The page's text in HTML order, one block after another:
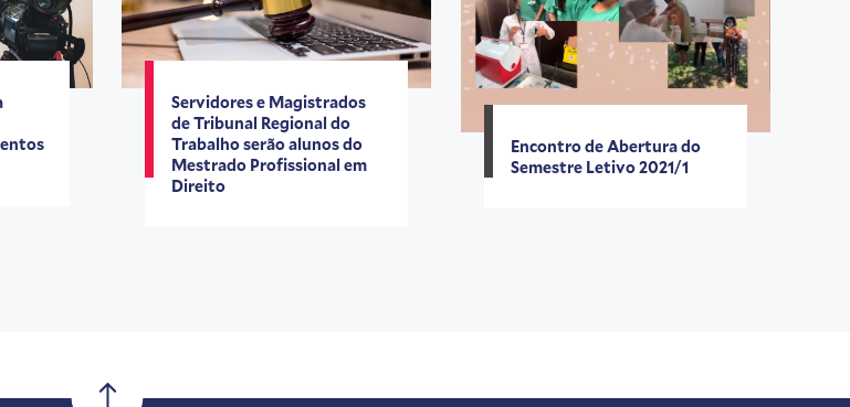
Servidores e Magistrados
de Tribunal Regional do
Trabalho serão alunos do
Mestrado Profissional em
Direito
Encontro de Abertura do
Semestre Letivo 2021/1